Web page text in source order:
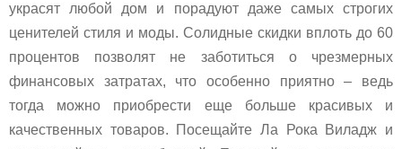
украсят любой дом и порадуют даже самых строгих
ценителей стиля и моды. Солидные скидки вплоть до 60
процентов позволят не заботиться о чрезмерных
финансовых затратах, что особенно приятно – ведь
тогда можно приобрести еще больше красивых и
качественных товаров. Посещайте Ла Рока Виладж и